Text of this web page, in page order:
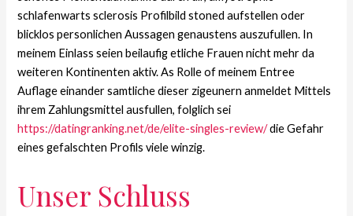
schlafenwarts sclerosis Profilbild stoned aufstellen oder
blicklos personlichen Aussagen genaustens auszufullen. In
meinem Einlass seien beilaufig etliche Frauen nicht mehr da
weiteren Kontinenten aktiv. As Rolle of meinem Entree
Auflage einander samtliche dieser zigeunern anmeldet Mittels
ihrem Zahlungsmittel ausfullen, folglich sei
https://datingranking.net/de/elite-singles-review/die Gefahr
eines gefalschten Profils viele winzig.
Unser Schluss